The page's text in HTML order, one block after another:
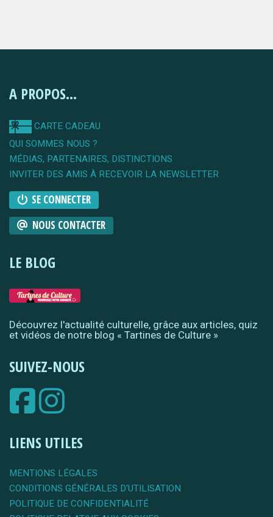
A PROPOS...
CARTE CADEAU
QUI SOMMES NOUS ?
MÉDIAS, PARTENAIRES, DISTINCTIONS
INVITER DES AMIS À RECEVOIR LA NEWSLETTER
SE CONNECTER
NOUS CONTACTER
LE BLOG
Découvrez l'actualité culturelle, grâce aux articles, quiz
et vidéos de notre blog « Tartines de Culture »
SUIVEZ-NOUS
LIENS UTILES
MENTIONS LÉGALES
CONDITIONS GÉNÉRALES D'UTILISATION
POLITIQUE DE CONFIDENTIALITÉ